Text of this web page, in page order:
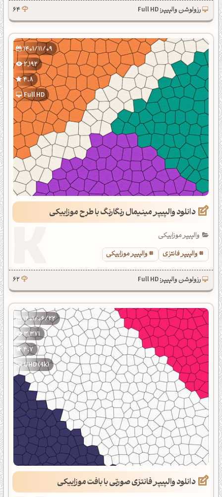
رزولوشن والپیپر: Full HD 64
1401/11/09
2,192
4.8
Full HD
دانلود والپیپر مینیمال رنگارنگ با طرح موزاییکی
والپیپر موزاییکی
والپیپر فانتزی
والپیپر موزاییکی
رزولوشن والپیپر: Full HD 62
1401/06/22
3,371
4.7
UHD (4k)
دانلود والپیپر فانتزی صورتی با بافت موزاییکی